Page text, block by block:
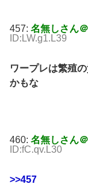
457: 名無しさん
ID:LW.g1.L39
ワープレは繁殖
かもな
460: 名無しさん
ID:fC.qv.L30
>>457